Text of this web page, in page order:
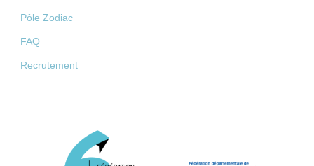
Pôle Zodiac
FAQ
Recrutement